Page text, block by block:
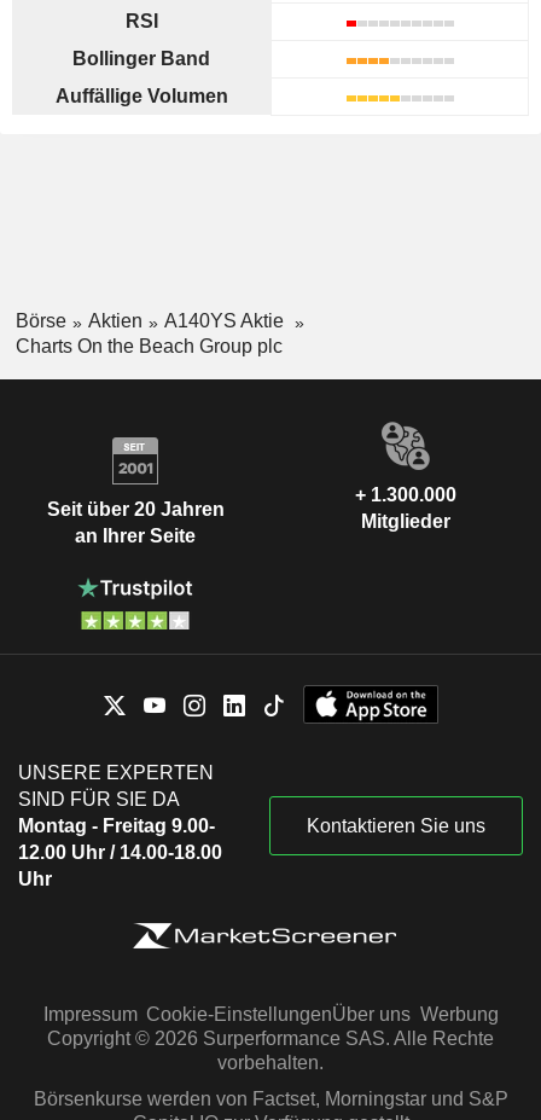
RSI
Bollinger Band
Auffällige Volumen
Börse Aktien
A140YS Aktie
Charts On the Beach Group plc
Seit über 20 Jahren
an Ihrer Seite
+ 1.300.000
Mitglieder
UNSERE EXPERTEN
SIND FÜR SIE DA
Montag - Freitag 9.00-
12.00 Uhr / 14.00-18.00
Uhr
Kontaktieren Sie uns
Impressum Cookie-EinstellungenÜber uns Werbung
Copyright © 2026 Surperformance SAS. Alle Rechte
vorbehalten.
Börsenkurse werden von Factset, Morningstar und S&P